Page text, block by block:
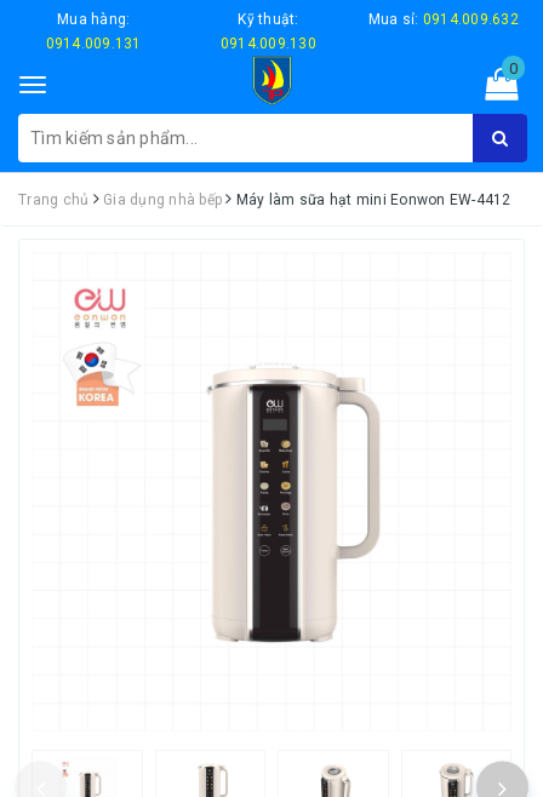
Mua hàng:
0914.009.131
Kỹ thuật:
0914.009.130
Mua sỉ: 0914.009.632
Toggle
navigation
0
Trang chủ Gia dụng nhà bếp Máy làm sữa hạt mini Eonwon EW-4412